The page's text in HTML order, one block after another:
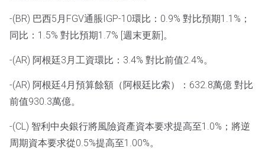
-(BR) 巴西5月FGV通脹IGP-10環比：0.9% 對比預期1.1%；
同比：1.5% 對比預期1.7% [週末更新]。
-(AR) 阿根廷3月工資環比：3.4% 對比前值2.4%。
-(AR) 阿根廷4月預算餘額（阿根廷比索）：632.8萬億 對比
前值930.3萬億。
-(CL) 智利中央銀行將風險資產資本要求提高至1.0%；將逆
周期資本要求從0.5%提高至1.00%。